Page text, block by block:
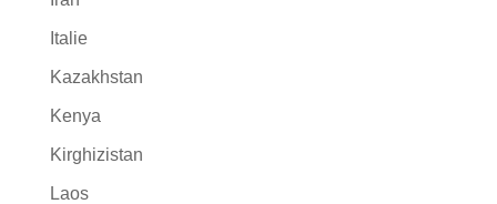
Italie
Kazakhstan
Kenya
Kirghizistan
Laos